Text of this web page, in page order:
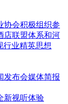
协会积极组织参
店联盟体系和河
行业精英思想
发布会媒体简报
新视听体验